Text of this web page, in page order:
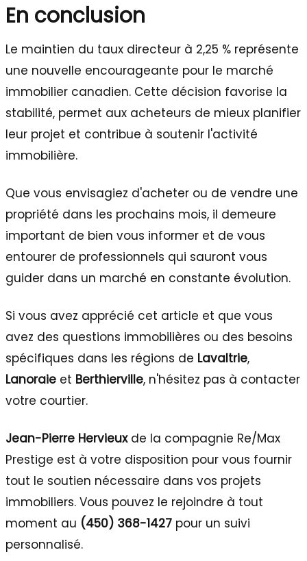
En conclusion
Le maintien du taux directeur à 2,25 % représente
une nouvelle encourageante pour le marché
immobilier canadien. Cette décision favorise la
stabilité, permet aux acheteurs de mieux planifier
leur projet et contribue à soutenir l'activité
immobilière.
Que vous envisagiez d'acheter ou de vendre une
propriété dans les prochains mois, il demeure
important de bien vous informer et de vous
entourer de professionnels qui sauront vous
guider dans un marché en constante évolution.
Si vous avez apprécié cet article et que vous
avez des questions immobilières ou des besoins
spécifiques dans les régions de Lavaltrie,
Lanoraie et Berthierville, n'hésitez pas à contacter
votre courtier.
Jean-Pierre Hervieuxde la compagnie Re/Max
Prestige est à votre disposition pour vous fournir
tout le soutien nécessaire dans vos projets
immobiliers. Vous pouvez le rejoindre à tout
moment au (450) 368-1427 pour un suivi
personnalisé.